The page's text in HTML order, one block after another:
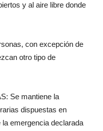
y al aire libre donde
con excepción de
otro tipo de
Se mantiene la
dispuestas en
emergencia declarada